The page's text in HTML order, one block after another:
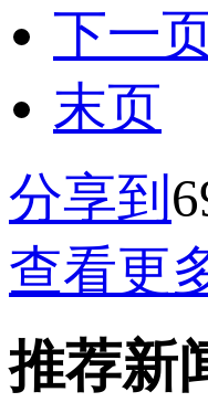
下一
末页
分享到
查看更
推荐新